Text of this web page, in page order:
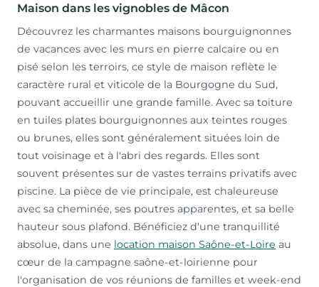
Maison dans les vignobles de Mâcon
Découvrez les charmantes maisons bourguignonnes
de vacances avec les murs en pierre calcaire ou en
pisé selon les terroirs, ce style de maison reflète le
caractère rural et viticole de la Bourgogne du Sud,
pouvant accueillir une grande famille. Avec sa toiture
en tuiles plates bourguignonnes aux teintes rouges
ou brunes, elles sont généralement situées loin de
tout voisinage et à l'abri des regards. Elles sont
souvent présentes sur de vastes terrains privatifs avec
piscine. La pièce de vie principale, est chaleureuse
avec sa cheminée, ses poutres apparentes, et sa belle
hauteur sous plafond. Bénéficiez d'une tranquillité
absolue, dans une location maison Saône-et-Loire au
cœur de la campagne saône-et-loirienne pour
l'organisation de vos réunions de familles et week-end